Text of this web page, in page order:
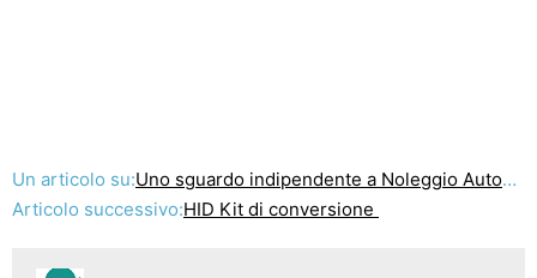
Un articolo su:Uno sguardo indipendente a Noleggio Automobile copertura assicurativa
Articolo successivo:HID Kit di conversione